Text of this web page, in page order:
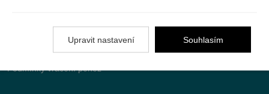
Doprava a platba
Nejčastější dotazy (FAQ)
Podmínky vrácení peněz
Upravit nastavení Souhlasím